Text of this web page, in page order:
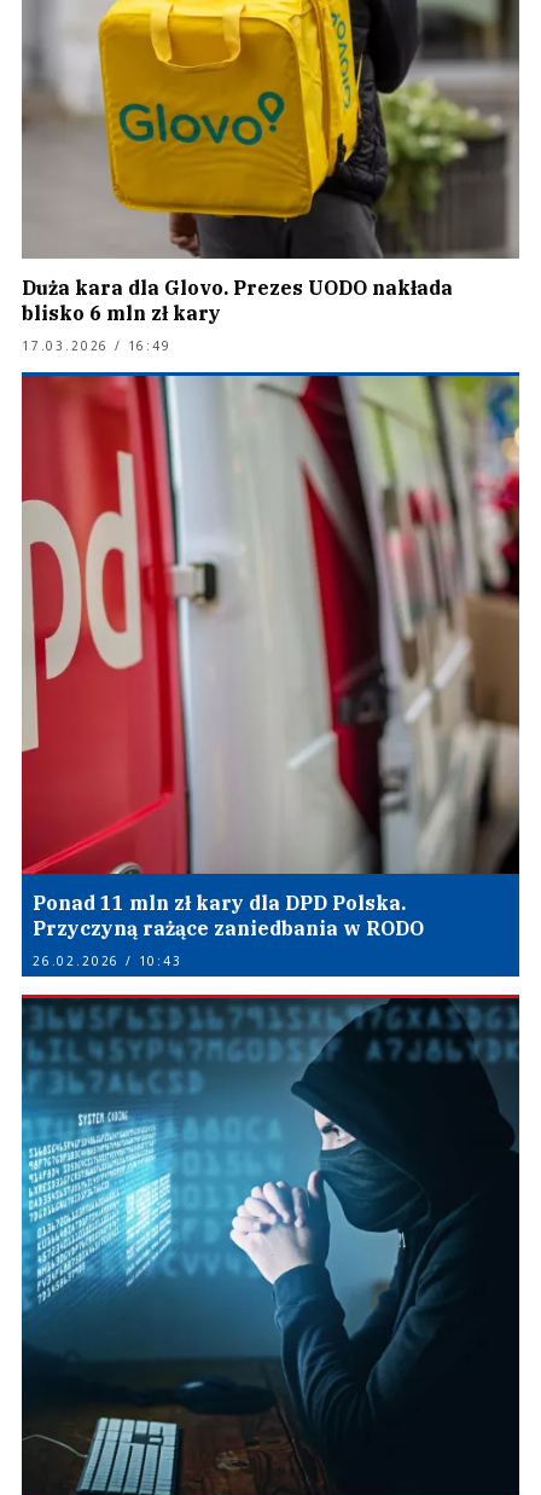
Duża kara dla Glovo. Prezes UODO nakłada
blisko 6 mln zł kary
17.03.2026 / 16:49
Ponad 11 mln zł kary dla DPD Polska.
Przyczyną rażące zaniedbania w RODO
26.02.2026 / 10:43